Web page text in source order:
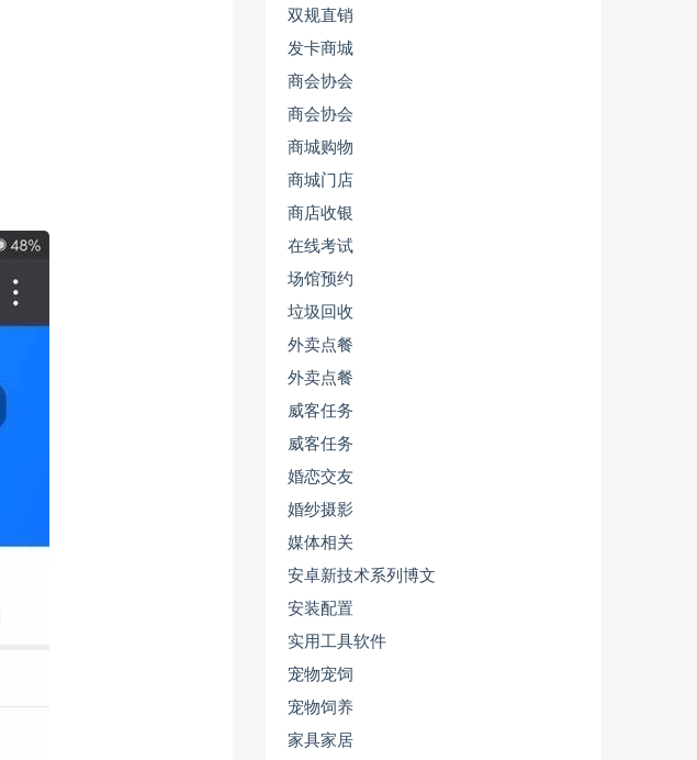
双规直销
发卡商城
商会协会
商会协会
商城购物
商城门店
商店收银
在线考试
场馆预约
垃圾回收
外卖点餐
外卖点餐
威客任务
威客任务
婚恋交友
婚纱摄影
媒体相关
安卓新技术系列博文
安装配置
实用工具软件
宠物宠饲
宠物饲养
家具家居